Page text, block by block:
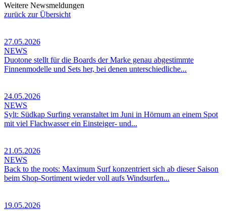
Weitere Newsmeldungen
zurück zur Übersicht
27.05.2026
NEWS
Duotone stellt für die Boards der Marke genau abgestimmte
Finnenmodelle und Sets her, bei denen unterschiedliche...
24.05.2026
NEWS
Sylt: Südkap Surfing veranstaltet im Juni in Hörnum an einem Spot
mit viel Flachwasser ein Einsteiger- und...
21.05.2026
NEWS
Back to the roots: Maximum Surf konzentriert sich ab dieser Saison
beim Shop-Sortiment wieder voll aufs Windsurfen...
19.05.2026